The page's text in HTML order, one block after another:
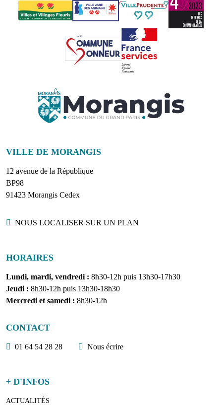
VILLE DE MORANGIS
12 avenue de la République
BP98
91423 Morangis Cedex
Localisation
NOUS LOCALISER SUR UN PLAN
HORAIRES
Lundi, mardi, vendredi : 8h30-12h puis 13h30-17h30
Jeudi : 8h30-12h puis 13h30-18h30
Mercredi et samedi : 8h30-12h
CONTACT
01 64 54 28 28 Nous écrire
+ D'INFOS
ACTUALITÉS